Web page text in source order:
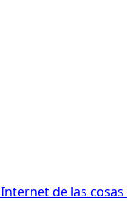
Internet de las cosas